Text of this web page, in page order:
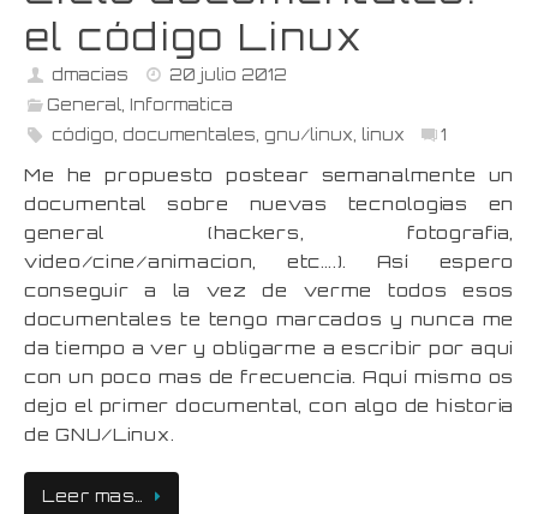
el código Linux
dmacias
20 julio 2012
General Informatica
código documentales gnu/linux linux 1
Me he propuesto postear semanalmente un
documental sobre nuevas tecnologias en
general (hackers, fotografia,
video/cine/animacion, etc….). Así espero
conseguir a la vez de verme todos esos
documentales te tengo marcados y nunca me
da tiempo a ver y obligarme a escribir por aqui
con un poco mas de frecuencia. Aquí mismo os
dejo el primer documental, con algo de historia
de GNU/Linux.
Leer mas…